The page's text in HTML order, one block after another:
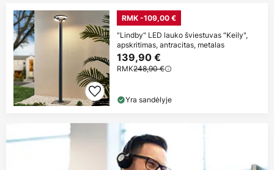
RMK -109,00 €
"Lindby" LED lauko šviestuvas "Keily",
apskritimas, antracitas, metalas
139,90 €
RMK248,90 €
Yra sandėlyje